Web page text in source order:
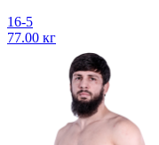
16-5
77.00 кг